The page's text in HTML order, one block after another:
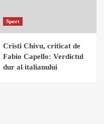
Sport
Cristi Chivu, criticat de
Fabio Capello: Verdictul
dur al italianului